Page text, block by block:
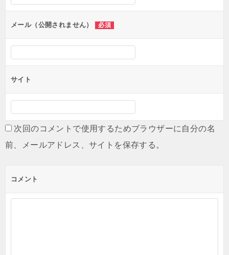
ョ
ンメール（公開されません） 必須
サイト
次回のコメントで使用するためブラウザーに自分の名
前、メールアドレス、サイトを保存する。
コメント